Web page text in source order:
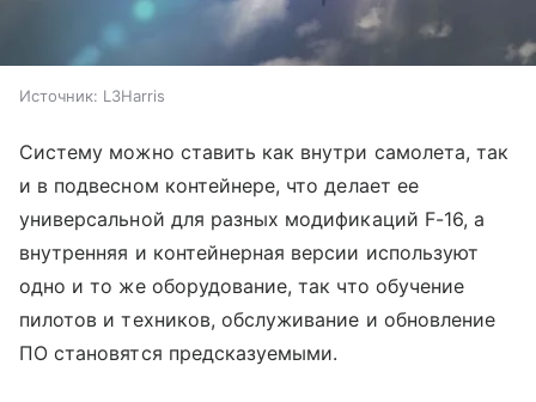
Источник: L3Harris
Систему можно ставить как внутри самолета, так
и в подвесном контейнере, что делает ее
универсальной для разных модификаций F-16, а
внутренняя и контейнерная версии используют
одно и то же оборудование, так что обучение
пилотов и техников, обслуживание и обновление
ПО становятся предсказуемыми.